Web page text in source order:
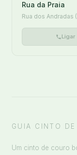
Rua da Praia
Rua dos Andradas
Ligar
GUIA CINTO
Um cinto de couro